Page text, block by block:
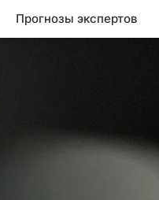
Прогнозы экспертов